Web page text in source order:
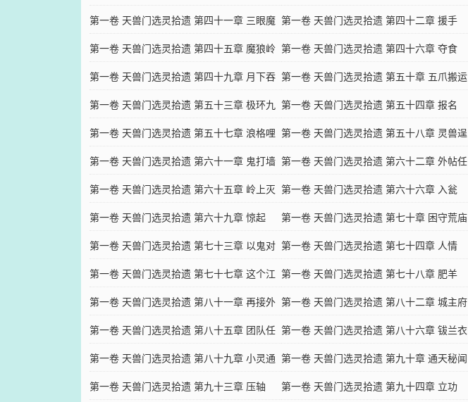
灵诀
第一卷 天兽门选灵拾遗 第四十一章 三眼魔
狼
第一卷 天兽门选灵拾遗 第四十二章 援手
第一卷 天兽门选灵拾遗 第四十五章 魔狼岭 第一卷 天兽门选灵拾遗 第四十六章 夺食
第一卷 天兽门选灵拾遗 第四十九章 月下吞
吐
第一卷 天兽门选灵拾遗 第五十章 五爪搬运
大法
第一卷 天兽门选灵拾遗 第五十三章 极环九
叠浪
第一卷 天兽门选灵拾遗 第五十四章 报名
第一卷 天兽门选灵拾遗 第五十七章 浪格哩
个浪
第一卷 天兽门选灵拾遗 第五十八章 灵兽逞
威
第一卷 天兽门选灵拾遗 第六十一章 鬼打墙 第一卷 天兽门选灵拾遗 第六十二章 外帖任
务
第一卷 天兽门选灵拾遗 第六十五章 岭上灭
鬼
第一卷 天兽门选灵拾遗 第六十六章 入瓮
第一卷 天兽门选灵拾遗 第六十九章 惊起
第一卷 天兽门选灵拾遗 第七十章 困守荒庙
第一卷 天兽门选灵拾遗 第七十三章 以鬼对
鬼
第一卷 天兽门选灵拾遗 第七十四章 人情
第一卷 天兽门选灵拾遗 第七十七章 这个江
湖，大得很呐
第一卷 天兽门选灵拾遗 第七十八章 肥羊
第一卷 天兽门选灵拾遗 第八十一章 再接外
帖
第一卷 天兽门选灵拾遗 第八十二章 城主府
第一卷 天兽门选灵拾遗 第八十五章 团队任
务
第一卷 天兽门选灵拾遗 第八十六章 钹兰衣
第一卷 天兽门选灵拾遗 第八十九章 小灵通 第一卷 天兽门选灵拾遗 第九十章 通天秘闻
第一卷 天兽门选灵拾遗 第九十三章 压轴
第一卷 天兽门选灵拾遗 第九十四章 立功